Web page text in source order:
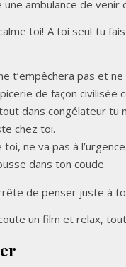
ambulance de venir
toi! A toi seul tu
t’empêchera pas et ne
de façon civilisée
dans congélateur tu
chez toi.
ne va pas à l’urgence.
dans ton coude
de penser juste à
un film et relax,